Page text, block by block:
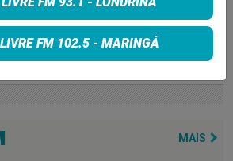
MAIS
FM 102.5 - MARINGÁ